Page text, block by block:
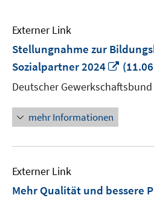
Externer Link
Stellungnahme zur
Sozialpartner 2024
In
neuem
Deutscher Gewerkschaftsbund
mehr Informationen
Externer Link
Mehr Qualität und bessere